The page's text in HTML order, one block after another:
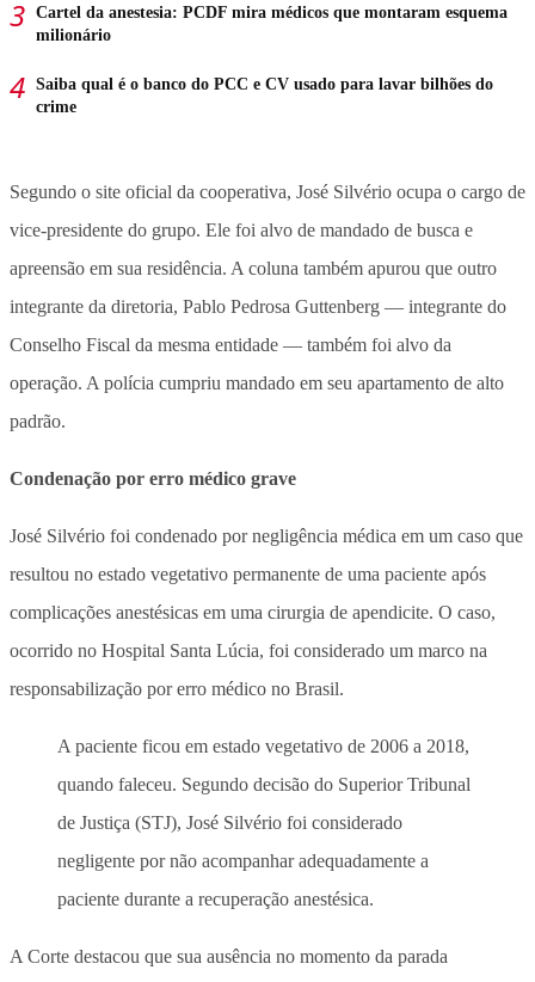
Cartel da anestesia: PCDF mira médicos que montaram esquema
milionário
Saiba qual é o banco do PCC e CV usado para lavar bilhões do
crime
Segundo o site oficial da cooperativa, José Silvério ocupa o cargo de
vice-presidente do grupo. Ele foi alvo de mandado de busca e
apreensão em sua residência. A coluna também apurou que outro
integrante da diretoria, Pablo Pedrosa Guttenberg — integrante do
Conselho Fiscal da mesma entidade — também foi alvo da
operação. A polícia cumpriu mandado em seu apartamento de alto
padrão.
Condenação por erro médico grave
José Silvério foi condenado por negligência médica em um caso que
resultou no estado vegetativo permanente de uma paciente após
complicações anestésicas em uma cirurgia de apendicite. O caso,
ocorrido no Hospital Santa Lúcia, foi considerado um marco na
responsabilização por erro médico no Brasil.
A paciente ficou em estado vegetativo de 2006 a 2018,
quando faleceu. Segundo decisão do Superior Tribunal
de Justiça (STJ), José Silvério foi considerado
negligente por não acompanhar adequadamente a
paciente durante a recuperação anestésica.
A Corte destacou que sua ausência no momento da parada